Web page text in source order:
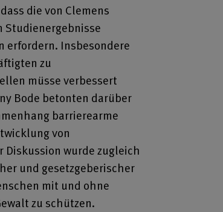
die von Clemens
Studienergebnisse
erfordern. Insbesondere
zu
müsse verbessert
Bode betonten darüber
barrierearme
von
wurde zugleich
und gesetzgeberischer
mit und ohne
zu schützen.